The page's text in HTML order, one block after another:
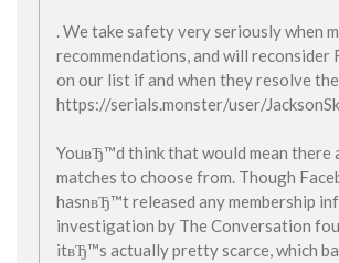
. We take safety very seriously when
recommendations, and will reconsider
on our list if and when they resolve
https://serials.monster/user/
YouвЂ™d think that would mean there
matches to choose from. Though
hasnвЂ™t released any membership
investigation by The Conversation
itвЂ™s actually pretty scarce, which